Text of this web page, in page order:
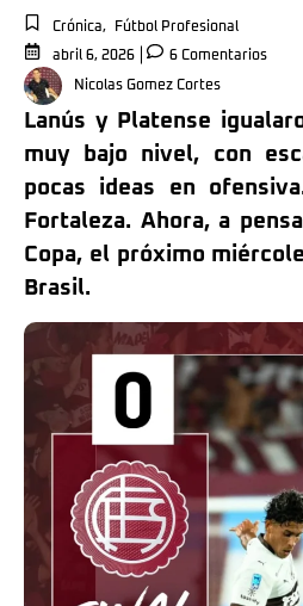
Crónica,
Fútbol Profesional
abril 6, 2026
6 Comentarios
Nicolas Gomez Cortes
Lanús y Platense
muy bajo nivel, con
pocas ideas en
Fortaleza. Ahora, a
Copa, el próximo
Brasil.